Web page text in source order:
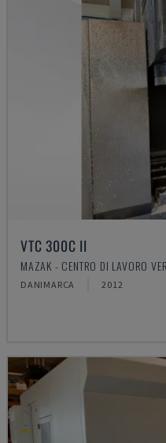
VTC 300C II
MAZAK - CENTRO DI LAVORO
DANIMARCA 2012